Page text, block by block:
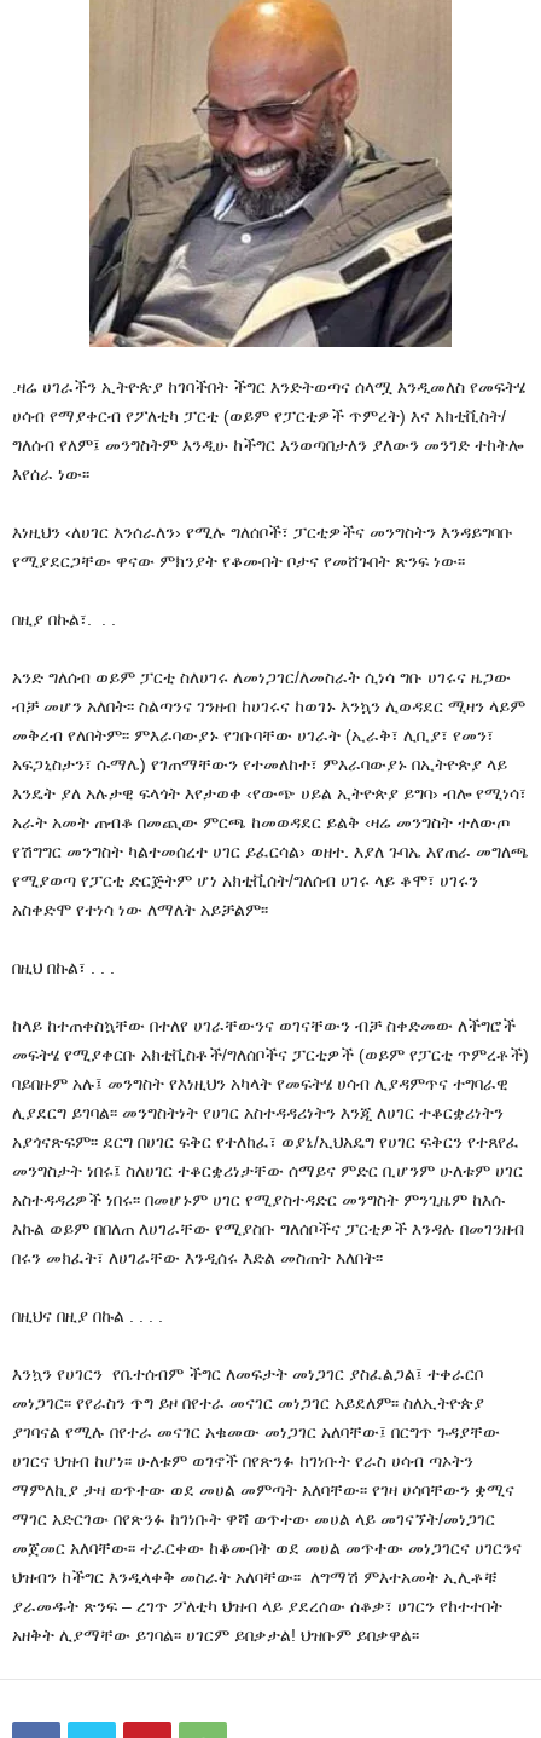
.ዛሬ ሀገራችን ኢትዮጵያ ከገባችበት ችግር እንድትወጣና ሰላሟ እንዲመለስ የመፍትሄ
ሀሳብ የማያቀርብ የፖለቲካ ፓርቲ (ወይም የፓርቲዎች ጥምረት) እና አክቲቪስት/
ግለሰብ የለም፤ መንግስትም እንዲሁ ከችግር እንወጣበታለን ያለውን መንገድ ተከትሎ
እየሰራ ነው፡፡
እነዚህን ‹ለሀገር እንሰራለን› የሚሉ ግለሰቦች፣ ፓርቲዎችና መንግስትን እንዳይግባቡ
የሚያደርጋቸው ዋናው ምክንያት የቆሙበት ቦታና የመሸጉበት ጽንፍ ነው፡፡
በዚያ በኩል፣. . .
አንድ ግለሰብ ወይም ፓርቲ ስለሀገሩ ለመነጋገር/ለመስራት ሲነሳ ግቡ ሀገሩና ዜጋው
ብቻ መሆን አለበት፡፡ ስልጣንና ገንዘብ ከሀገሩና ከወገኑ እንኳን ሊወዳደር ሚዛን ላይም
መቅረብ የለበትም፡፡ ምእራባውያኑ የገቡባቸው ሀገራት (ኢራቅ፣ ሊቢያ፣ የመን፣
አፍጋኒስታን፣ ሱማሌ) የገጠማቸውን የተመለከተ፣ ምእራባውያኑ በኢትዮጵያ ላይ
እንዴት ያለ አሉታዊ ፍላጎት እየታወቀ ‹የውጭ ሀይል ኢትዮጵያ ይግባ› ብሎ የሚነሳ፣
አራት አመት ጠብቆ በመጪው ምርጫ ከመወዳደር ይልቅ ‹ዛሬ መንግስት ተለውጦ
የሽግግር መንግስት ካልተመሰረተ ሀገር ይፈርሳል› ወዘተ. እያለ ጉባኤ እየጠራ መግለጫ
የሚያወጣ የፓርቲ ድርጅትም ሆነ አክቲቪሰት/ግለሰብ ሀገሩ ላይ ቆሞ፣ ሀገሩን
አስቀድሞ የተነሳ ነው ለማለት አይቻልም፡፡
በዚህ በኩል፣ . . .
ከላይ ከተጠቀስኳቸው በተለየ ሀገራቸውንና ወገናቸውን ብቻ ስቀድመው ለችግሮች
መፍትሄ የሚያቀርቡ አክቲቪስቶች/ግለሰቦችና ፓርቲዎች (ወይም የፓርቲ ጥምረቶች)
ባይበዙም አሉ፤ መንግስት የእነዚህን አካላት የመፍትሄ ሀሳብ ሊያዳምጥና ተግባራዊ
ሊያደርግ ይገባል፡፡ መንግስትነት የሀገር አስተዳዳሪነትን እንጂ ለሀገር ተቆርቋሪነትን
አያጎናጽፍም፡፡ ደርግ በሀገር ፍቅር የተለከፈ፣ ወያኔ/ኢህአዴግ የሀገር ፍቅርን የተጸየፈ
መንግስታት ነበሩ፤ ስለሀገር ተቆርቋሪነታቸው ሰማይና ምድር ቢሆንም ሁለቱም ሀገር
አስተዳዳሪዎች ነበሩ፡፡ በመሆኑም ሀገር የሚያስተዳድር መንግስት ምንጊዜም ከእሱ
እኩል ወይም በበለጠ ለሀገራቸው የሚያስቡ ግለሰቦችና ፓርቲዎች እንዳሉ በመገንዘብ
በሩን መክፈት፣ ለሀገራቸው እንዲሰሩ እድል መስጠት አለበት፡፡
በዚህና በዚያ በኩል . . . .
እንኳን የሀገርን የቤተሰብም ችግር ለመፍታት መነጋገር ያስፈልጋል፤ ተቀራርቦ
መነጋገር፡፡ የየራስን ጥግ ይዞ በየተራ መናገር መነጋገር አይደለም፡፡ ስለኢትዮጵያ
ያገባናል የሚሉ በየተራ መናገር አቁመው መነጋገር አለባቸው፤ በርግጥ ጉዳያቸው
ሀገርና ህዝብ ከሆነ፡፡ ሁለቱም ወገኖች በየጽንፉ ከገነቡት የራስ ሀሳብ ጣኦትን
ማምለኪያ ታዛ ወጥተው ወደ መሀል መምጣት አለባቸው፡፡ የገዛ ሀሳባቸውን ቋሚና
ማገር አድርገው በየጽንፉ ከገነቡት ዋሻ ወጥተው መሀል ላይ መገናኘት/መነጋገር
መጀመር አለባቸው፡፡ ተራርቀው ከቆሙበት ወደ መሀል መጥተው መነጋገርና ሀገርንና
ህዝብን ከችግር እንዲላቀቅ መስራት አለባቸው፡፡ ለግማሽ ምእተአመት ኢሊቶቹ
ያራመዱት ጽንፍ – ረገጥ ፖለቲካ ህዝብ ላይ ያደረሰው ሰቆቃ፣ ሀገርን የከተተበት
አዘቅት ሊያማቸው ይገባል፡፡ ሀገርም ይበቃታል! ህዝቡም ይበቃዋል፡፡